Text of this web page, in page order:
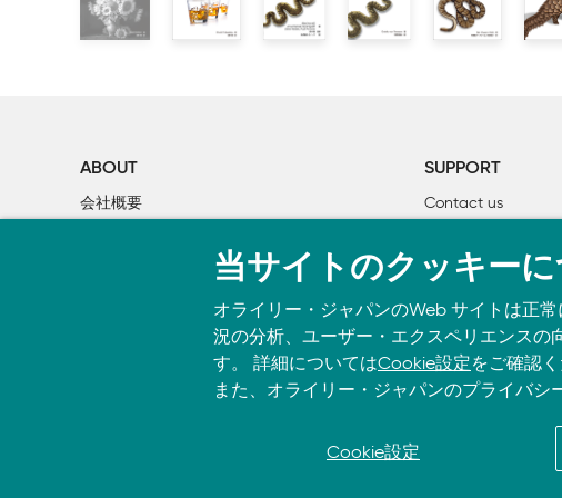
【誤】'animals'、'percent'、'spokesman'、'job_title'に値を
【正】'animals'、'amount'、'percent'、'spokesman'、
■P.118 「7.2.1 []による作成」のコード8行目
【正】>>> randomness = ["Punxsatawney", {"groundhog":
【誤】Catオブジェウト
【正】Catオブジェクト
【誤】>>> with os.scandir("poems") as it:
ABOUT
会社概要
SUPPORT
Contact us
書籍注文
© 2026, O’Reilly Japan, Inc. oreilly.co.jpに掲載されているすべての
当サイトのクッキーに
オライリー・ジャパンのWeb サイトは正
況の分析、ユーザー・エクスペリエンスの
す。 詳細についてはCookie設定をご確認く
また、オライリー・ジャパンのプライバシ
Cookie設定